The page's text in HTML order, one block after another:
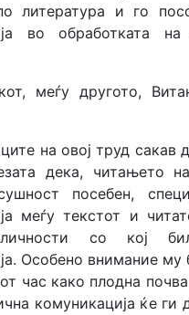
литература и го
во обработката на
меѓу другото,
на овој труд сакав
дека, читањето
посебен,
меѓу текстот и
со кој
Особено внимание му
час како плодна
комуникација ќе ги